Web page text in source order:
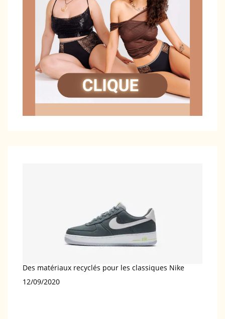
Des matériaux recyclés pour les classiques Nike
Date
12/09/2020